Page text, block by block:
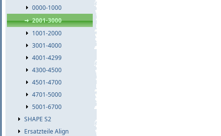
0000-1000
2001-3000
1001-2000
3001-4000
4001-4299
4300-4500
4501-4700
4701-5000
5001-6700
SHAPE S2
Ersatzteile Align